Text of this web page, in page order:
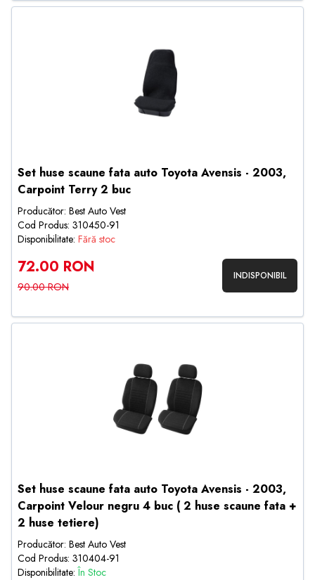
Set huse scaune fata auto Toyota Avensis - 2003,
Carpoint Terry 2 buc
Producător: Best Auto Vest
Cod Produs: 310450-91
Disponibilitate: Fără stoc
72.00 RON
90.00 RON
INDISPONIBIL
Set huse scaune fata auto Toyota Avensis - 2003,
Carpoint Velour negru 4 buc ( 2 huse scaune fata +
2 huse tetiere)
Producător: Best Auto Vest
Cod Produs: 310404-91
Disponibilitate:În Stoc